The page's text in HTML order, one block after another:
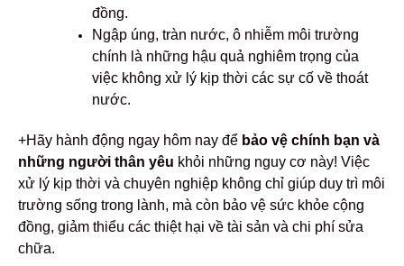
đồng.
Ngập úng, tràn nước, ô nhiễm môi trường
chính là những hậu quả nghiêm trọng của
việc không xử lý kịp thời các sự cố về thoát
nước.
+Hãy hành động ngay hôm nay để bảo vệ chính bạn và
những người thân yêu khỏi những nguy cơ này! Việc
xử lý kịp thời và chuyên nghiệp không chỉ giúp duy trì môi
trường sống trong lành, mà còn bảo vệ sức khỏe cộng
đồng, giảm thiểu các thiệt hại về tài sản và chi phí sửa
chữa.